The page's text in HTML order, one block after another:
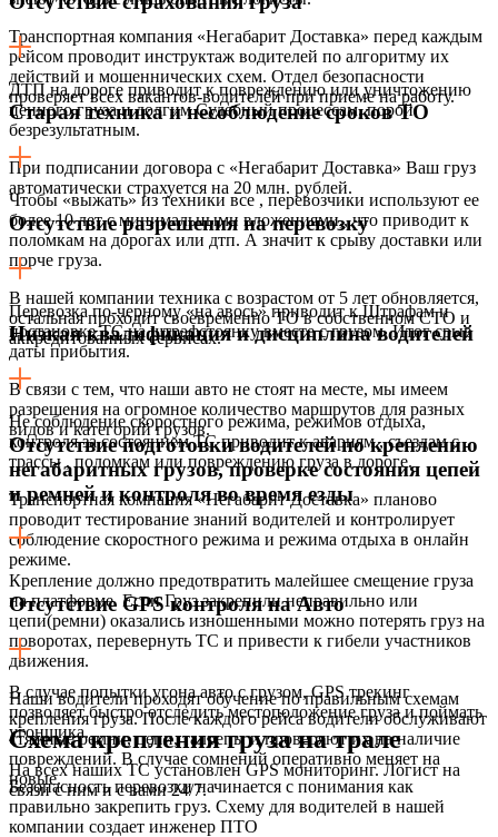
Транспортная компания «Негабарит Доставка» перед каждым
рейсом проводит инструктаж водителей по алгоритму их
действий и мошеннических схем. Отдел безопасности
проверяет всех вакантов-водителей при приеме на работу.
ДТП на дороге приводит к повреждению или уничтожению
ценного груза и долгим Судебный процессам, порой
безрезультатным.
При подписании договора с «Негабарит Доставка» Ваш груз
автоматически страхуется на 20 млн. рублей.
Старая техника и несоблюдение сроков ТО
Чтобы «выжать» из техники все , перевозчики используют ее
более 10 лет с минимальными вложениями,, что приводит к
поломкам на дорогах или дтп. А значит к срыву доставки или
порче груза.
В нашей компании техника с возрастом от 5 лет обновляется,
остальная проходит своевременно ТО в собственном СТО и
аккредитованных сервисах.
Отсутствие разрешения на перевозку
Перевозка по-черному «на авось» приводит к Штрафам и
постановке ТС на штрафстоянку вместе с грузом. Итог срыв
даты прибытия.
В связи с тем, что наши авто не стоят на месте, мы имеем
разрешения на огромное количество маршрутов для разных
видов и категорий грузов.
Низкая квалификация и дисциплина водителей
Не соблюдение скоростного режима, режимов отдыха,
контроля за состоянием ТС приводит к авариям , съездам с
трассы , поломкам или повреждению груза в дороге.
Транспортная компания «Негабарит Доставка» планово
проводит тестирование знаний водителей и контролирует
соблюдение скоростного режима и режима отдыха в онлайн
режиме.
Отсутствие подготовки водителей по креплению
негабаритных грузов, проверке состояния цепей
и ремней и контроля во время езды
Крепление должно предотвратить малейшее смещение груза
на платформе. Если Груз закрепили неправильно или
цепи(ремни) оказались изношенными можно потерять груз на
поворотах, перевернуть ТС и привести к гибели участников
движения.
Наши водители проходят обучение по правильным схемам
крепления груза. После каждого рейса водители обслуживают
стяжные ремни, цепи, талрепы и проверяют их на наличие
повреждений. В случае сомнений оперативно меняет на
новые.
Отсутствие GPS контроля на Авто
В случае попытки угона авто с грузом, GPS трекинг
позволяет быстро отследить местоположение груза и поймать
угонщика.
На всех наших ТС установлен GPS мониторинг. Логист на
связи с ним и с вами 24/7.
Схема крепления груза на трале
Безопасность перевозки начинается с понимания как
правильно закрепить груз. Схему для водителей в нашей
компании создает инженер ПТО